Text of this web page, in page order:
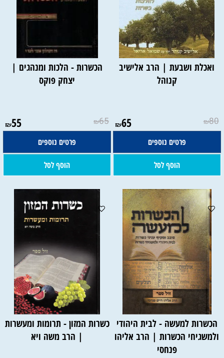
ואכלת ושבעת | הרב אלישיב
קנוהל
₪80
₪65
פרטים נוספים
הוסף לסל
הכשרות - הלכות ומנהגים |
יצחק פוקס
₪65
₪55
פרטים נוספים
הוסף לסל
הכשרות למעשה - לבית היהודי
ולמשגיחי הכשרות | הרב אליהו
פנחסי
כשרות המזון - תרומות ומעשרות
| הרב משה ויא